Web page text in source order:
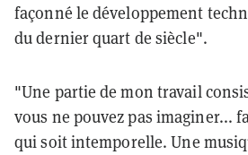
façonné le développement
du dernier quart de siècle".
"Une partie de mon travail
vous ne pouvez pas imaginer...
qui soit intemporelle. Une